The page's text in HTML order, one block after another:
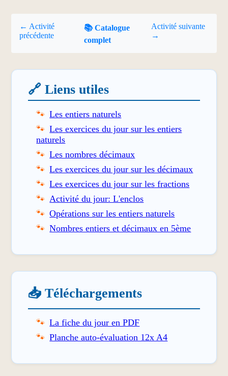
← Activité
précédente
📚 Catalogue
complet
Activité suivante
→
🔗 Liens utiles
Les entiers naturels
Les exercices du jour sur les entiers
naturels
Les nombres décimaux
Les exercices du jour sur les décimaux
Les exercices du jour sur les fractions
Activité du jour: L'enclos
Opérations sur les entiers naturels
Nombres entiers et décimaux en 5ème
📥 Téléchargements
La fiche du jour en PDF
Planche auto-évaluation 12x A4